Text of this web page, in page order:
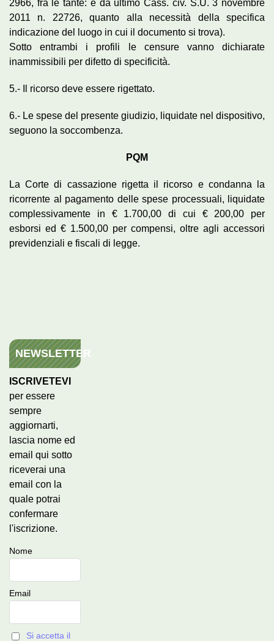
2966, fra le tante: e da ultimo Cass. civ. S.U. 3 novembre
2011 n. 22726, quanto alla necessità della specifica
indicazione del luogo in cui il documento si trova).
Sotto entrambi i profili le censure vanno dichiarate
inammissibili per difetto di specificità.
5.- Il ricorso deve essere rigettato.
6.- Le spese del presente giudizio, liquidate nel dispositivo,
seguono la soccombenza.
PQM
La Corte di cassazione rigetta il ricorso e condanna la
ricorrente al pagamento delle spese processuali, liquidate
complessivamente in € 1.700,00 di cui € 200,00 per
esborsi ed € 1.500,00 per compensi, oltre agli accessori
previdenziali e fiscali di legge.
NEWSLETTER
ISCRIVETEVI
per essere
sempre
aggiornarti,
lascia nome ed
email qui sotto
riceverai una
email con la
quale potrai
confermare
l'iscrizione.
Nome
Email
Si accetta il